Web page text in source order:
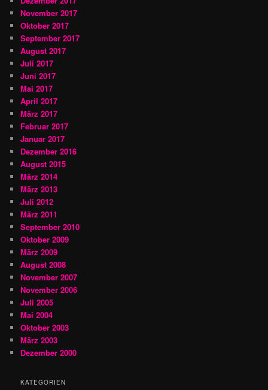
November 2017
Oktober 2017
September 2017
August 2017
Juli 2017
Juni 2017
Mai 2017
April 2017
März 2017
Februar 2017
Januar 2017
Dezember 2016
August 2015
März 2014
März 2013
Juli 2012
März 2011
September 2010
Oktober 2009
März 2009
August 2008
November 2007
November 2006
Juli 2005
Mai 2004
Oktober 2003
März 2003
Dezember 2000
KATEGORIEN